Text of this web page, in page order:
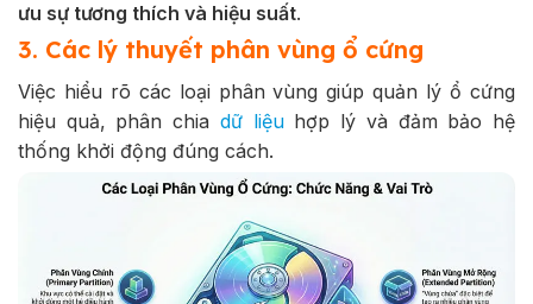
ưu sự tương thích và hiệu suất.
3. Các lý thuyết phân vùng ổ cứng
Việc hiểu rõ các loại phân vùng giúp quản lý ổ cứng
hiệu quả, phân chia dữ liệuhợp lý và đảm bảo hệ
thống khởi động đúng cách.